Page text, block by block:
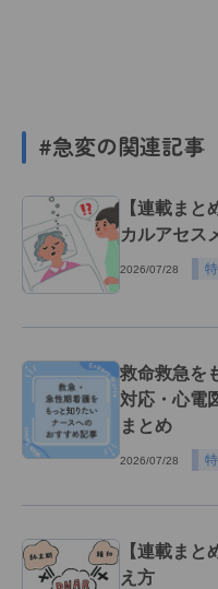
#急変の関連記事
【連載ま
カルアセス
2026/07/28
救命救急を
対応・心電
まとめ
2026/07/28
【連載ま
え方